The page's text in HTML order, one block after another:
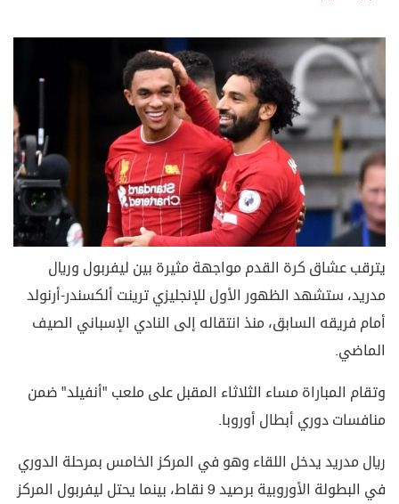
يترقب عشاق كرة القدم مواجهة مثيرة بين ليفربول وريال
مدريد، ستشهد الظهور الأول للإنجليزي ترينت ألكسندر-أرنولد
أمام فريقه السابق، منذ انتقاله إلى النادي الإسباني الصيف
الماضي.
وتقام المباراة مساء الثلاثاء المقبل على ملعب "أنفيلد" ضمن
منافسات دوري أبطال أوروبا.
ريال مدريد يدخل اللقاء وهو في المركز الخامس بمرحلة الدوري
في البطولة الأوروبية برصيد 9 نقاط، بينما يحتل ليفربول المركز